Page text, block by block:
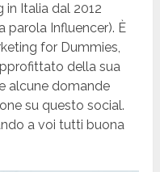
Italia dal 2012
parola Influencer). È
for Dummies,
della sua
alcune domande
su questo social.
a voi tutti buona